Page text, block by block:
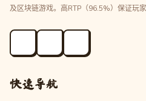
及区块链游戏。高RTP（96.5%）保证玩
快速导航